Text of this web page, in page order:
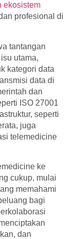
ekosistem
profesional di
tantangan
utama,
kategori data
data di
dan
ISO 27001
seperti
juga
telemedicine
ke
cukup, mulai
memahami
bagi
dan